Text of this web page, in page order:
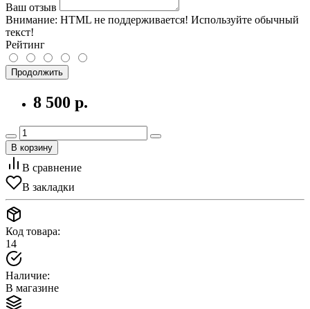
Ваш отзыв
Внимание: HTML не поддерживается! Используйте обычный
текст!
Рейтинг
Продолжить
8 500 р.
В корзину
В сравнение
В закладки
Код товара:
14
Наличие:
В магазине